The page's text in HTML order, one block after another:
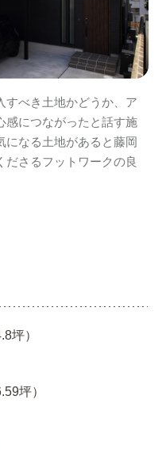
すべき土地かどうか、ア
感につながったと話す施
になる土地があると藤岡
ださるフットワークの良
坪）
坪）